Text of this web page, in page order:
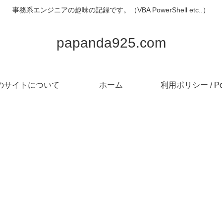
事務系エンジニアの趣味の記録です。（VBA PowerShell etc..）
papanda925.com
サイトについて ホーム 利用ポリシー /